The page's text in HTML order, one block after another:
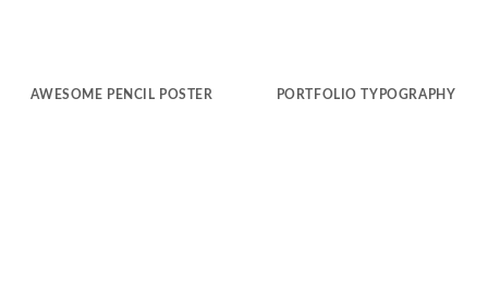
AWESOME PENCIL POSTER PORTFOLIO TYPOGRAPHY